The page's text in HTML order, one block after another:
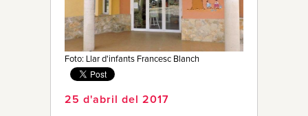
Noticies
Qui Som
Foto: Llar d'infants Francesc Blanch
25 d'abril del 2017